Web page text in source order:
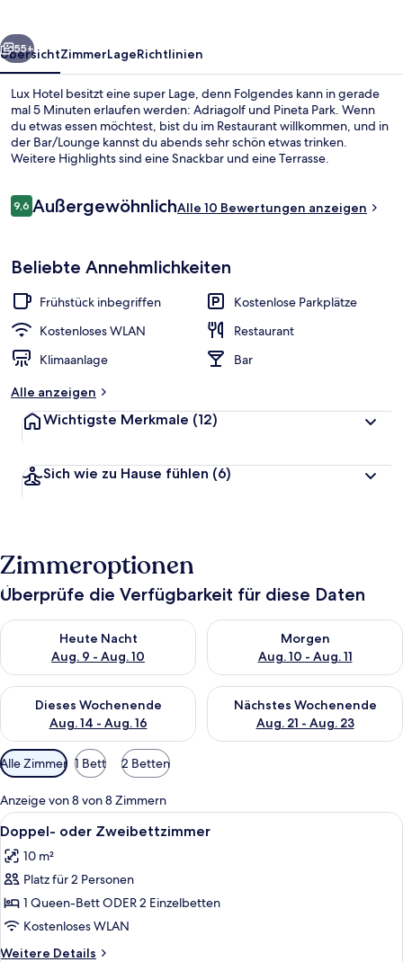
Weiter
55+
ÜbersichtZimmerLageRichtlinien
Lux Hotel besitzt eine super Lage, denn Folgendes kann in gerade
mal 5 Minuten erlaufen werden: Adriagolf und Pineta Park. Wenn
du etwas essen möchtest, bist du im Restaurant willkommen, und in
der Bar/Lounge kannst du abends sehr schön etwas trinken.
Weitere Highlights sind eine Snackbar und eine Terrasse.
Bewertungen
9,69,6 von 10.
AußergewöhnlichAlle 10 Bewertungen anzeigen
Beliebte Annehmlichkeiten
Frühstück inbegriffen
Kostenlose Parkplätze
Kostenloses WLAN
Restaurant
Klimaanlage
Bar
Alle anzeigen
Wichtigste Merkmale (12)
Sich wie zu Hause fühlen (6)
Zimmeroptionen
Überprüfe die Verfügbarkeit für diese Daten
Heute Nacht
Aug. 9 - Aug. 10
Überprüfe die Verfügbarkeit für heute Nacht, Aug. 9 - Aug.
Morgen
Aug. 10 - Aug. 11
Überprüfe die Verfügbarkeit
Dieses Wochenende
Aug. 14 - Aug. 16
Überprüfe die Verfügbarkeit für dieses Wochenende, Aug. 14
Nächstes Wochenende
Aug. 21 - Aug. 23
Überprüfe die Verfügbarkeit
Verfügbare
Filter
für
Zimmer
Alle Zimmer 1 Bett 2 Betten
Anzeige von 8 von 8 Zimmern
Alle
Fotos
für
Doppel-
oder
Zweibettzimmer
anzeigen
Ein Hotelzimmer mit Bett, einem an
2
Doppel- oder Zweibettzimmer
10 m²
Platz für 2 Personen
1 Queen-Bett ODER 2 Einzelbetten
Kostenloses WLAN
Weitere Details
Weitere